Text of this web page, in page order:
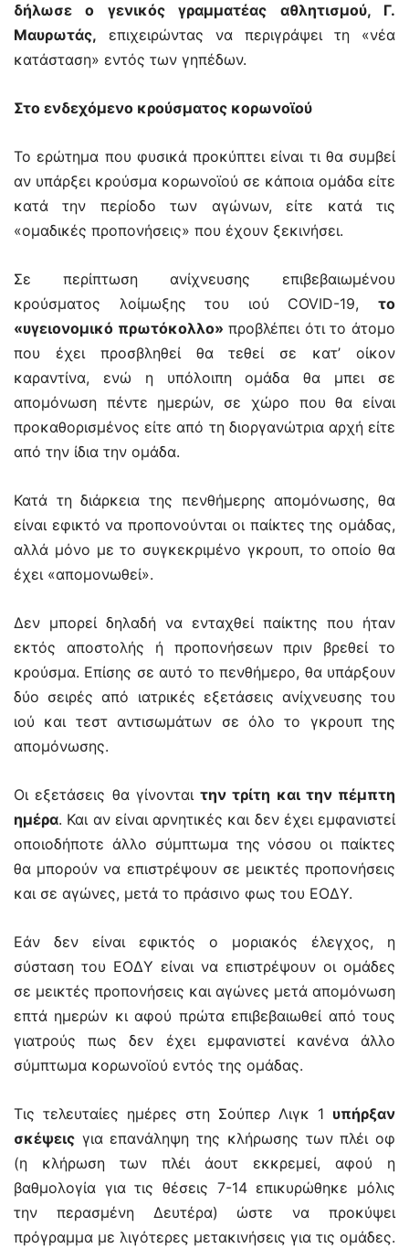
δήλωσε ο γενικός γραμματέας αθλητισμού, Γ.
Μαυρωτάς, επιχειρώντας να περιγράψει τη «νέα
κατάσταση» εντός των γηπέδων.
Στο ενδεχόμενο κρούσματος κορωνοϊού
Το ερώτημα που φυσικά προκύπτει είναι τι θα συμβεί
αν υπάρξει κρούσμα κορωνοϊού σε κάποια ομάδα είτε
κατά την περίοδο των αγώνων, είτε κατά τις
«ομαδικές προπονήσεις» που έχουν ξεκινήσει.
Σε περίπτωση ανίχνευσης επιβεβαιωμένου
κρούσματος λοίμωξης του ιού COVID-19, το
«υγειονομικό πρωτόκολλο» προβλέπει ότι το άτομο
που έχει προσβληθεί θα τεθεί σε κατ’ οίκον
καραντίνα, ενώ η υπόλοιπη ομάδα θα μπει σε
απομόνωση πέντε ημερών, σε χώρο που θα είναι
προκαθορισμένος είτε από τη διοργανώτρια αρχή είτε
από την ίδια την ομάδα.
Κατά τη διάρκεια της πενθήμερης απομόνωσης, θα
είναι εφικτό να προπονούνται οι παίκτες της ομάδας,
αλλά μόνο με το συγκεκριμένο γκρουπ, το οποίο θα
έχει «απομονωθεί».
Δεν μπορεί δηλαδή να ενταχθεί παίκτης που ήταν
εκτός αποστολής ή προπονήσεων πριν βρεθεί το
κρούσμα. Επίσης σε αυτό το πενθήμερο, θα υπάρξουν
δύο σειρές από ιατρικές εξετάσεις ανίχνευσης του
ιού και τεστ αντισωμάτων σε όλο το γκρουπ της
απομόνωσης.
Οι εξετάσεις θα γίνονται την τρίτη και την πέμπτη
ημέρα. Και αν είναι αρνητικές και δεν έχει εμφανιστεί
οποιοδήποτε άλλο σύμπτωμα της νόσου οι παίκτες
θα μπορούν να επιστρέψουν σε μεικτές προπονήσεις
και σε αγώνες, μετά το πράσινο φως του ΕΟΔΥ.
Εάν δεν είναι εφικτός ο μοριακός έλεγχος, η
σύσταση του ΕΟΔΥ είναι να επιστρέψουν οι ομάδες
σε μεικτές προπονήσεις και αγώνες μετά απομόνωση
επτά ημερών κι αφού πρώτα επιβεβαιωθεί από τους
γιατρούς πως δεν έχει εμφανιστεί κανένα άλλο
σύμπτωμα κορωνοϊού εντός της ομάδας.
Τις τελευταίες ημέρες στη Σούπερ Λιγκ 1 υπήρξαν
σκέψεις για επανάληψη της κλήρωσης των πλέι οφ
(η κλήρωση των πλέι άουτ εκκρεμεί, αφού η
βαθμολογία για τις θέσεις 7-14 επικυρώθηκε μόλις
την περασμένη Δευτέρα) ώστε να προκύψει
πρόγραμμα με λιγότερες μετακινήσεις για τις ομάδες.